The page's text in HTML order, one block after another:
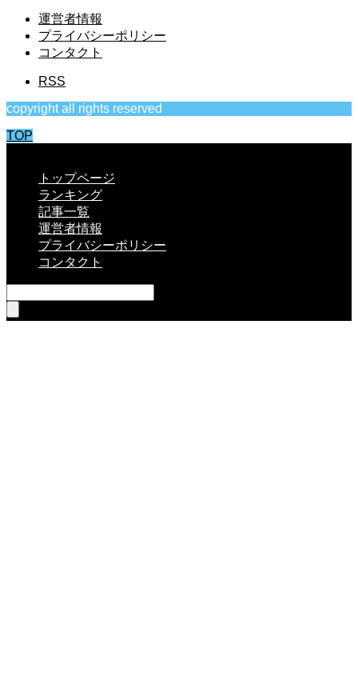
運営者情報
プライバシーポリシー
コンタクト
RSS
copyright all rights reserved
TOP
トップページ
ランキング
記事一覧
運営者情報
プライバシーポリシー
コンタクト